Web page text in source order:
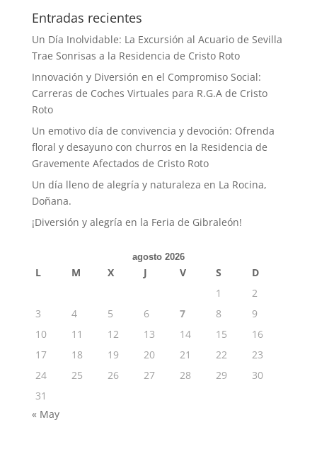
Entradas recientes
Un Día Inolvidable: La Excursión al Acuario de Sevilla
Trae Sonrisas a la Residencia de Cristo Roto
Innovación y Diversión en el Compromiso Social:
Carreras de Coches Virtuales para R.G.A de Cristo
Roto
Un emotivo día de convivencia y devoción: Ofrenda
floral y desayuno con churros en la Residencia de
Gravemente Afectados de Cristo Roto
Un día lleno de alegría y naturaleza en La Rocina,
Doñana.
¡Diversión y alegría en la Feria de Gibraleón!
agosto 2026
L M X J V S
D
1
2
3
4 5 6 7 8
9
10
11 12 13 14 15
16
17
18 19 20 21 22
23
24
25 26 27 28 29
30
31
« May